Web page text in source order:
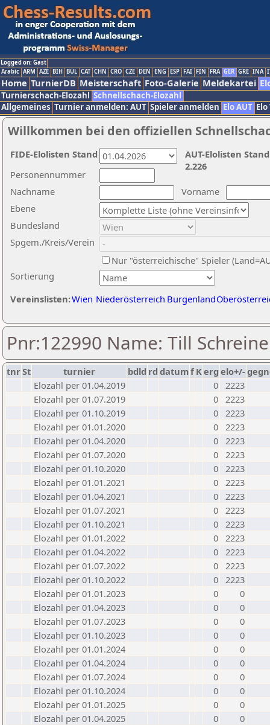
Logged on: Gast
Arabic ARM AZE BIH BUL CAT CHN CRO CZE DEN ENG ESP FAI FIN FRA GER GRE INA
Home TurnierDB Meisterschaft Foto-Galerie Meldekartei
Turnierschach-Elozahl Schnellschach-Elozahl
Allgemeines Turnier anmelden: AUT Spieler anmelden Elo AUT
Willkommen bei den offiziellen
Nachname
Vorname
Ebene
Sortierung
Personennummer
Bundesland
Spgem./Kreis/Verein
Nur "österreichische" Spieler
Vereinslisten:Wien Niederösterreich Burgenland
AUT-Elolisten
2.226
FIDE-Elolisten Stand
Pnr:122990 Name: Till
tnrSt turnier bdld rd datumf Kerg elo+/-
Elozahl per 01.04.2019
0 2223
Elozahl per 01.07.2019
0 2223
Elozahl per 01.10.2019
0 2223
Elozahl per 01.01.2020
0 2223
Elozahl per 01.04.2020
0 2223
Elozahl per 01.07.2020
0 2223
Elozahl per 01.10.2020
0 2223
Elozahl per 01.01.2021
0 2223
Elozahl per 01.04.2021
0 2223
Elozahl per 01.07.2021
0 2223
Elozahl per 01.10.2021
0 2223
Elozahl per 01.01.2022
0 2223
Elozahl per 01.04.2022
0 2223
Elozahl per 01.07.2022
0 2223
Elozahl per 01.10.2022
0 2223
Elozahl per 01.01.2023
0
0
Elozahl per 01.04.2023
0
0
Elozahl per 01.07.2023
0
0
Elozahl per 01.10.2023
0
0
Elozahl per 01.01.2024
0
0
Elozahl per 01.04.2024
0
0
Elozahl per 01.07.2024
0
0
Elozahl per 01.10.2024
0
0
Elozahl per 01.01.2025
0
0
Elozahl per 01.04.2025
0
0